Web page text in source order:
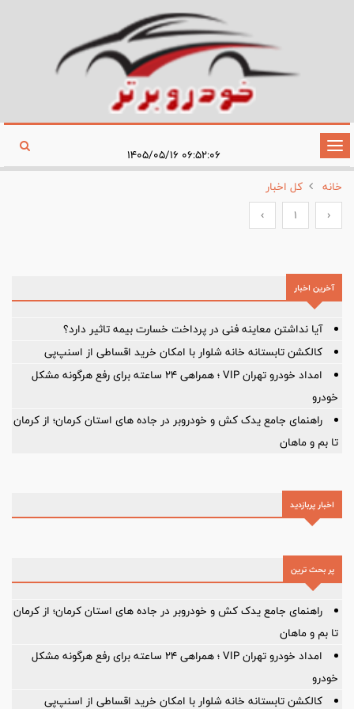
تغییر
وضعیت
ناوبری
۰۶:۵۲:۰۶ ۱۴۰۵/۰۵/۱۶
خانه
کل اخبار
‹
1
›
آخرین اخبار
آیا نداشتن معاینه فنی در پرداخت خسارت بیمه تاثیر دارد؟
کالکشن تابستانه خانه شلوار با امکان خرید اقساطی از اسنپ‌پی
امداد خودرو تهران VIP ؛ همراهی ۲۴ ساعته برای رفع هرگونه مشکل
خودرو
راهنمای جامع یدک کش و خودروبر در جاده های استان کرمان؛ از کرمان
تا بم و ماهان
اخبار پربازدید
پر بحث ترین
راهنمای جامع یدک کش و خودروبر در جاده های استان کرمان؛ از کرمان
تا بم و ماهان
امداد خودرو تهران VIP ؛ همراهی ۲۴ ساعته برای رفع هرگونه مشکل
خودرو
کالکشن تابستانه خانه شلوار با امکان خرید اقساطی از اسنپ‌پی